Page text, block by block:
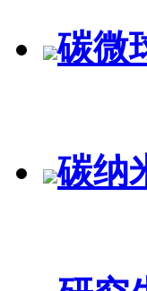
碳微
碳纳